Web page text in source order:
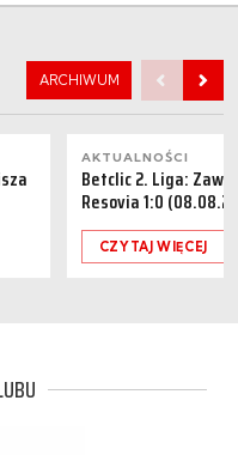
ARCHIWUM
AKTUALNOŚCI
Betclic 2. Liga:
Resovia 1:0
CZYTAJ WIĘCEJ